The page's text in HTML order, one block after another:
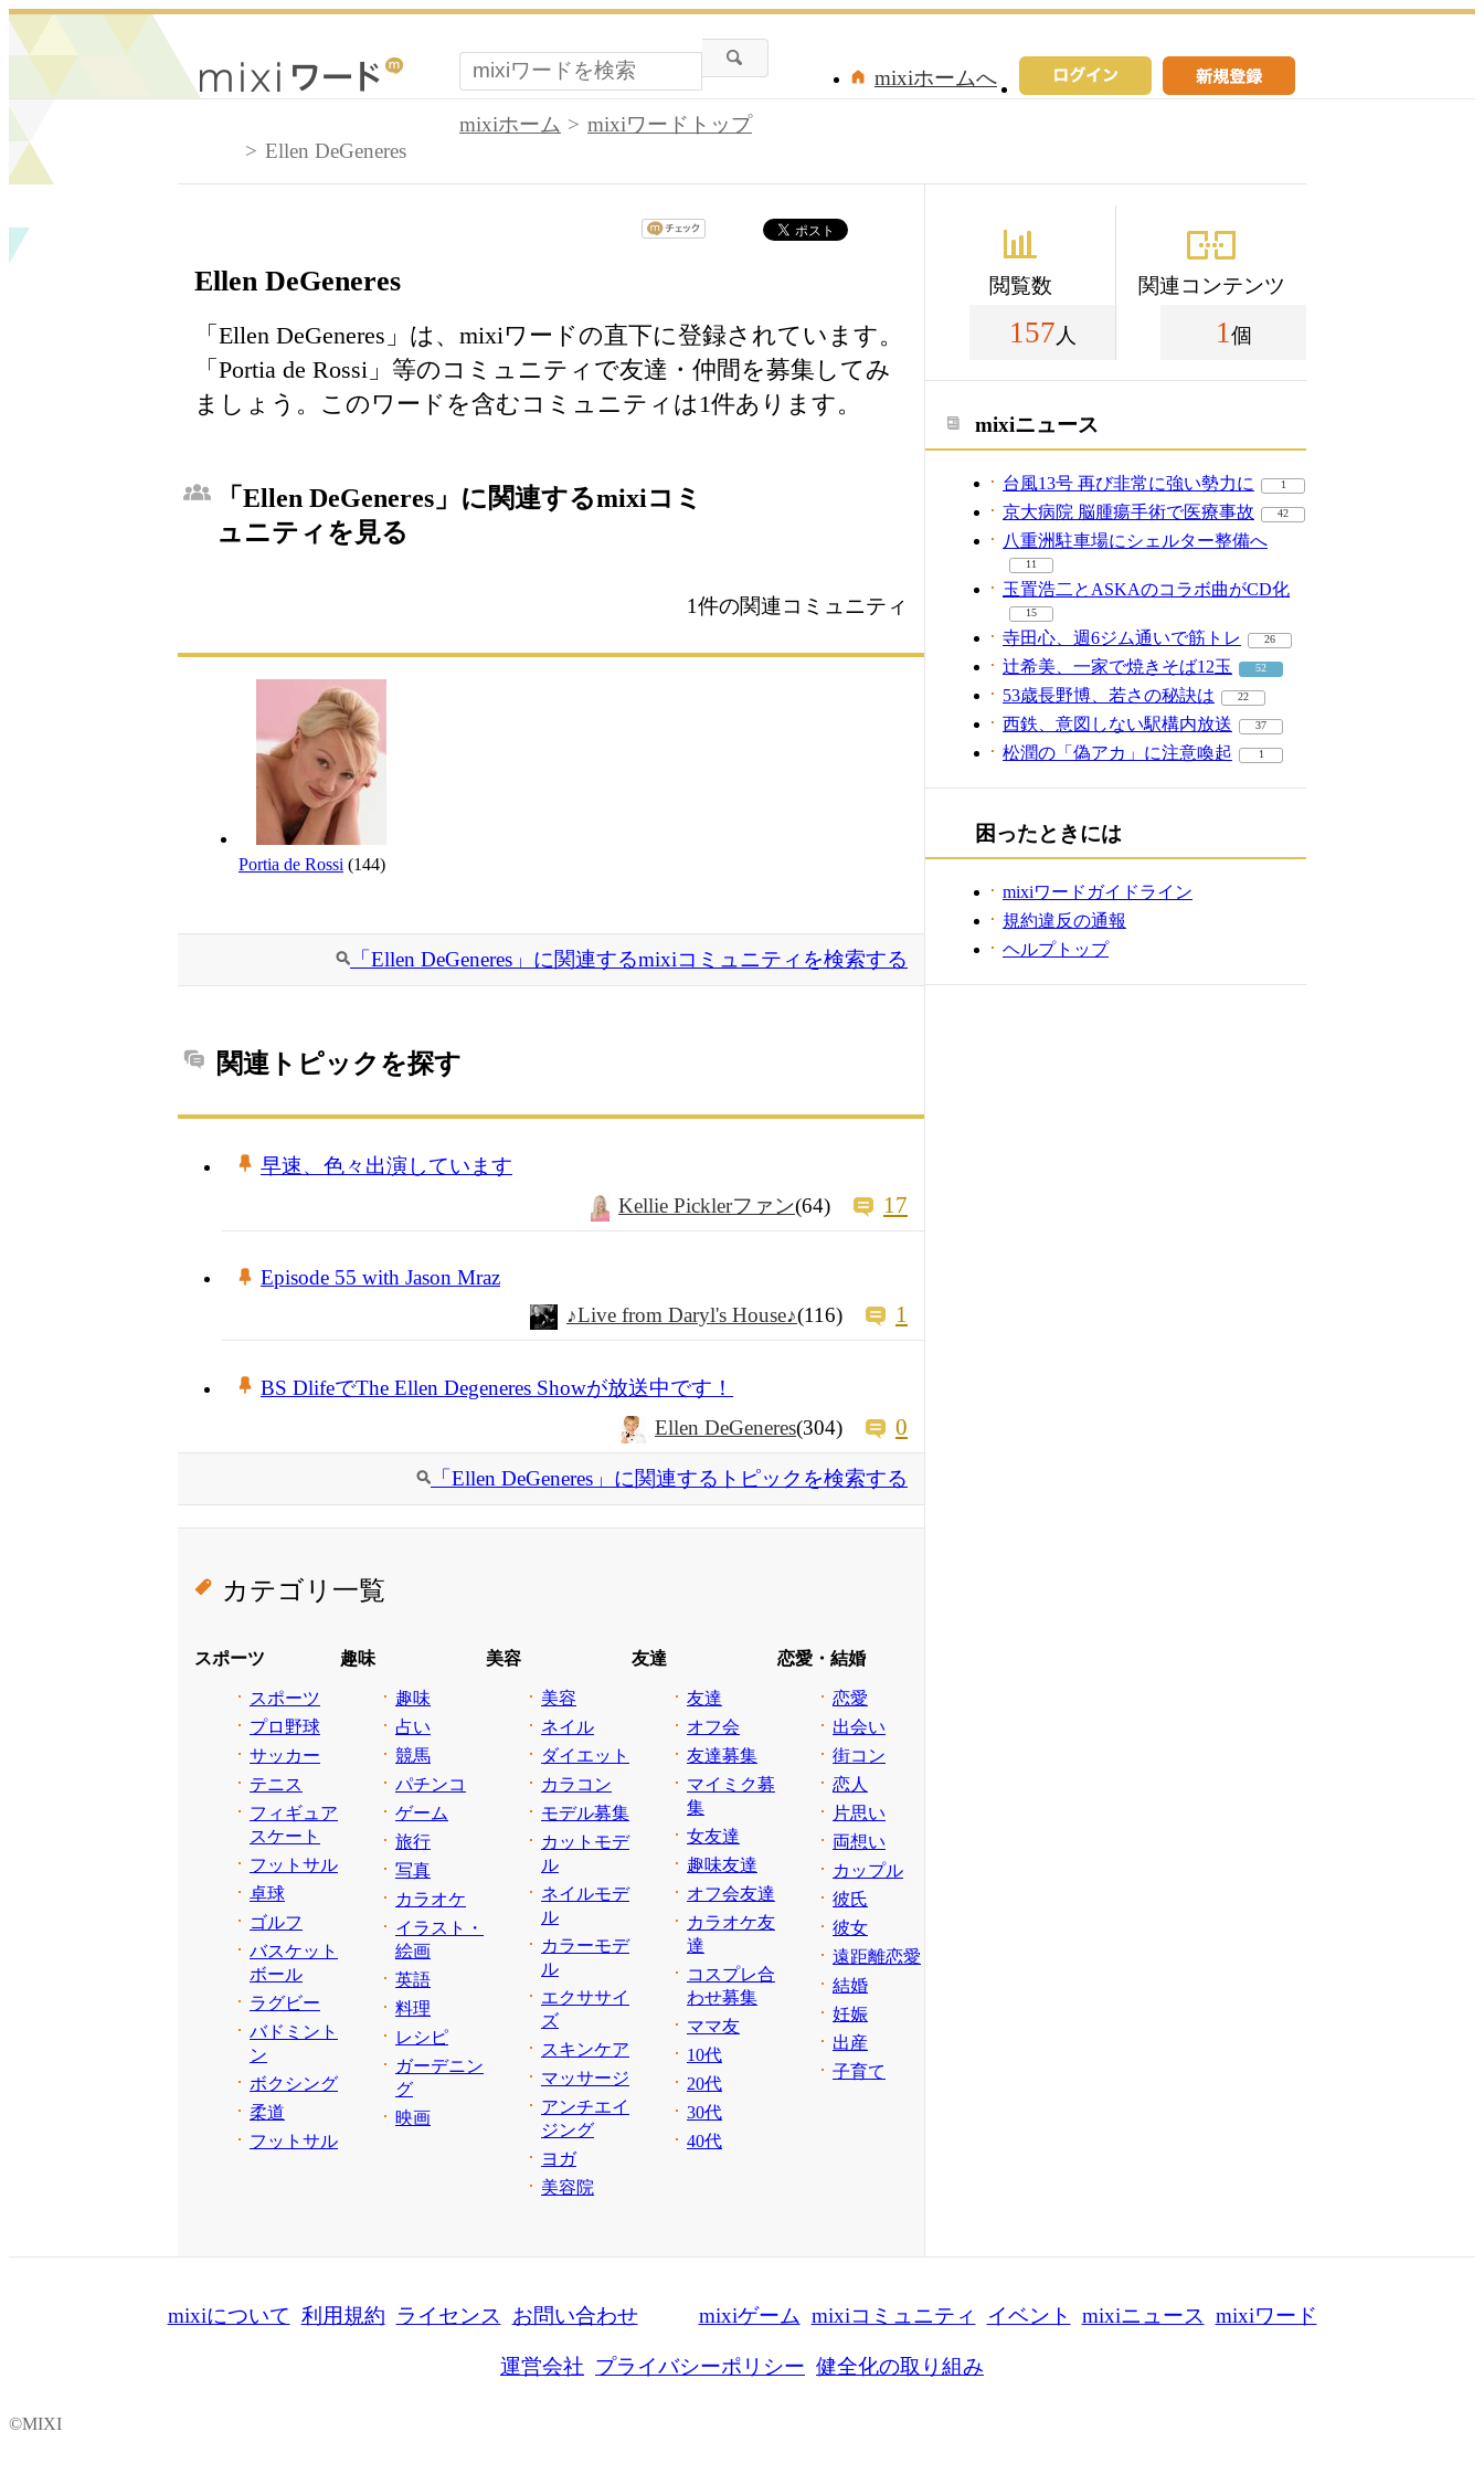
mixiホームへ
mixiホーム
mixiワードトップ
Ellen DeGeneres
Ellen DeGeneres
「Ellen DeGeneres」は、mixiワードの直下に登録されています。
「Portia de Rossi」等のコミュニティで友達・仲間を募集してみ
ましょう。このワードを含むコミュニティは1件あります。
「Ellen DeGeneres」に関連するmixiコミ
ュニティを見る
1件の関連コミュニティ
Portia de Rossi (144)
「Ellen DeGeneres」に関連するmixiコミュニティを検索する
関連トピックを探す
早速、色々出演しています
Kellie Picklerファン(64) 17
Episode 55 with Jason Mraz
♪Live from Daryl's House♪(116) 1
BS DlifeでThe Ellen Degeneres Showが放送中です！
Ellen DeGeneres(304) 0
「Ellen DeGeneres」に関連するトピックを検索する
カテゴリ一覧
スポーツ
スポーツ
プロ野球
サッカー
テニス
フィギュア
スケート
フットサル
卓球
ゴルフ
バスケット
ボール
ラグビー
バドミント
ン
ボクシング
柔道
フットサル
趣味
趣味
占い
競馬
パチンコ
ゲーム
旅行
写真
カラオケ
イラスト・
絵画
英語
料理
レシピ
ガーデニン
グ
映画
美容
美容
ネイル
ダイエット
カラコン
モデル募集
カットモデ
ル
ネイルモデ
ル
カラーモデ
ル
エクササイ
ズ
スキンケア
マッサージ
アンチエイ
ジング
ヨガ
美容院
友達
友達
オフ会
友達募集
マイミク募
集
女友達
趣味友達
オフ会友達
カラオケ友
達
コスプレ合
わせ募集
ママ友
10代
20代
30代
40代
恋愛・結婚
恋愛
出会い
街コン
恋人
片思い
両想い
カップル
彼氏
彼女
遠距離恋愛
結婚
妊娠
出産
子育て
閲覧数
157 人
関連コンテンツ
1 個
mixiニュース
台風13号 再び非常に強い勢力に 1
京大病院 脳腫瘍手術で医療事故 42
八重洲駐車場にシェルター整備へ
11
玉置浩二とASKAのコラボ曲がCD化
15
寺田心、週6ジム通いで筋トレ 26
辻希美、一家で焼きそば12玉 52
53歳長野博、若さの秘訣は 22
西鉄、意図しない駅構内放送 37
松潤の「偽アカ」に注意喚起 1
困ったときには
mixiワードガイドライン
規約違反の通報
ヘルプトップ
mixiについて 利用規約 ライセンス お問い合わせ mixiゲーム mixiコミュニティ イベント mixiニュース mixiワード
運営会社 プライバシーポリシー 健全化の取り組み
©MIXI